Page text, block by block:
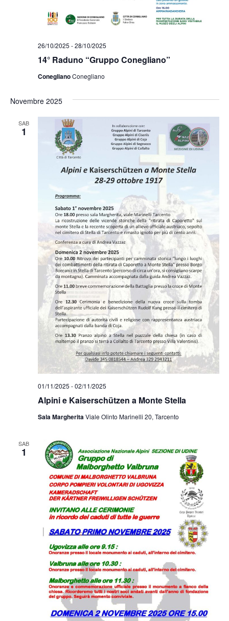
14° Raduno “Gruppo Conegliano”
26/10/2025 -28/10/2025
ConeglianoConegliano
Novembre 2025
SAB
1
Alpini e Kaiserschützen a Monte Stella
01/11/2025 -02/11/2025
Sala MargheritaViale Olinto Marinelli 20, Tarcento
SAB
1